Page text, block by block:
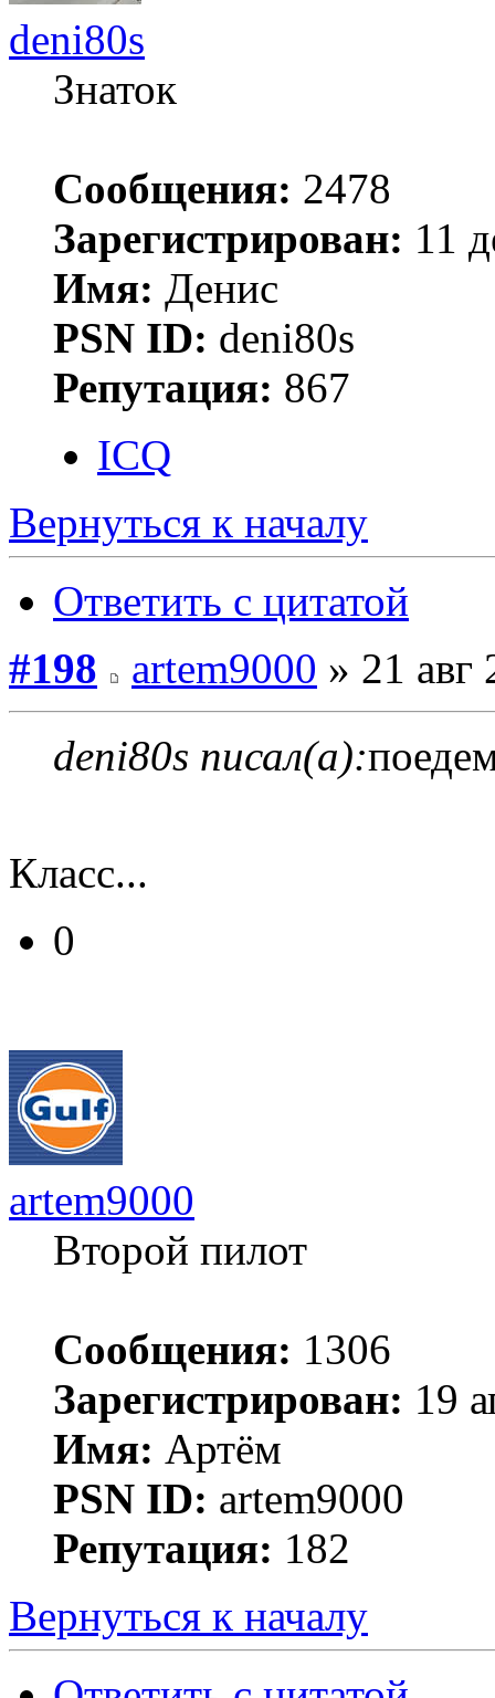
deni80s
Знаток
Сообщения: 2478
Зарегистрирован: 11
Имя: Денис
PSN ID: deni80s
Репутация: 867
ICQ
Вернуться к началу
Ответить с цитатой
#198
artem9000 » 21 авг
deni80s писал(а):
Класс...
0
artem9000
Второй пилот
Сообщения: 1306
Зарегистрирован: 19
Имя: Артём
PSN ID: artem9000
Репутация: 182
Вернуться к началу